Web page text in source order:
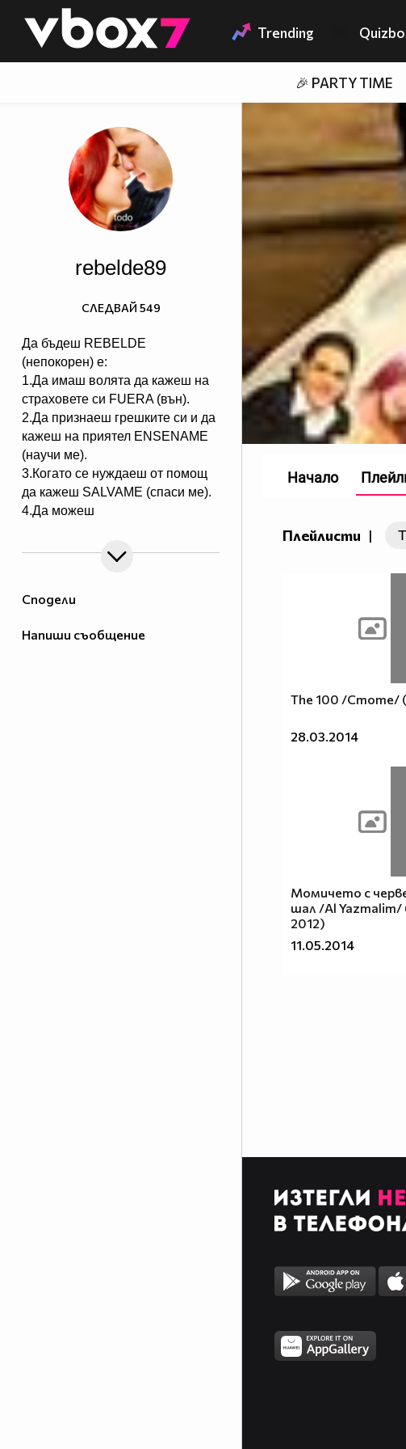
👾 Trending
🎉 PARTY TIME
Сподели
Напиши съобщение
rebelde89
Да бъдеш REBELDE
(непокорен) е:
1.Да имаш волята да кажеш на
страховете си FUERA (вън).
2.Да признаеш грешките си и да
кажеш на приятел ЕNSENAME
(научи ме).
3.Когато се нуждаеш от помощ
да кажеш SALVAME (спаси ме).
4.Да можеш
Me voy (тръгвам си).
5.Да не преставаш да казваш
6.Да пожелаеш FELIZ
приятел винаги по различен
СЛЕДВАЙ 549
Плейлисти |
The 100 /Стоте/
28.03.2014
Момичето с
шал /Al Yazmalim/
2012)
11.05.2014
Начало